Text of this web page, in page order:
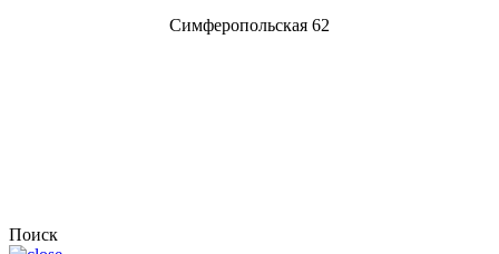
Симферопольская 62
Поиск